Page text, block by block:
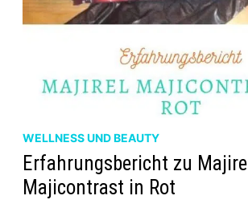
WELLNESS UND BEAUTY
Erfahrungsbericht zu Majirel
Majicontrast in Rot